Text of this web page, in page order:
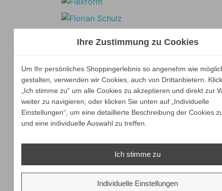
Ihre Zustimmung zu Cookies
Um Ihr persönliches Shoppingerlebnis so angenehm wie
gestalten, verwenden wir Cookies, auch von Drittanbietern.
„Ich stimme zu“ um alle Cookies zu akzeptieren und direkt zur
weiter zu navigieren; oder klicken Sie unten auf „Individuelle
Einstellungen“, um eine detaillierte Beschreibung der Cookies
und eine individuelle Auswahl zu treffen.
Ich stimme zu
Individuelle Einstellungen